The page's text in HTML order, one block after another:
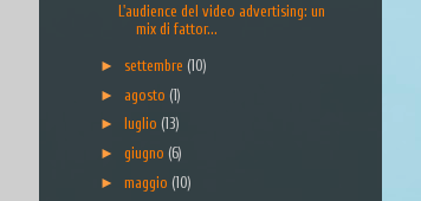
L'audience del video advertising: un
mix di fattor...
► settembre (10)
► agosto (1)
►
luglio (13)
► giugno (6)
► maggio (10)